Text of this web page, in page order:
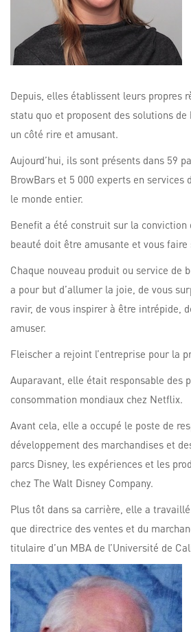
Depuis, elles établissent leurs propres
statu quo et proposent des solutions
un côté rire et amusant.
Aujourd’hui, ils sont présents dans 59
BrowBars et 5 000 experts en services
le monde entier.
Benefit a été construit sur la conviction
beauté doit être amusante et vous
Chaque nouveau produit ou service de
a pour but d’allumer la joie, de vous
ravir, de vous inspirer à être intrépide,
amuser.
Fleischer a rejoint l’entreprise pour la
Auparavant, elle était responsable des
consommation mondiaux chez Netflix.
Avant cela, elle a occupé le poste de
développement des marchandises et
parcs Disney, les expériences et les
chez The Walt Disney Company.
Plus tôt dans sa carrière, elle a
que directrice des ventes et du
titulaire d’un MBA de l’Université de